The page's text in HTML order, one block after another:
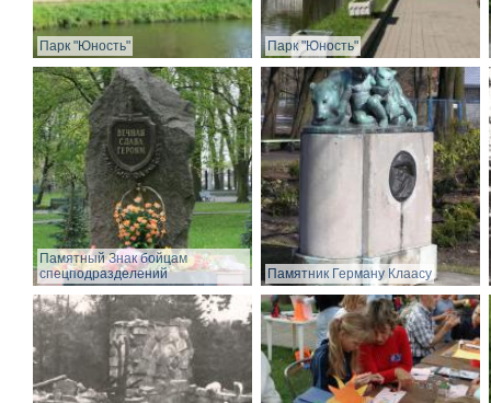
Парк "Юность" Парк "Юность"
Памятный Знак бойцам
спецподразделений
Памятник Герману Клаасу